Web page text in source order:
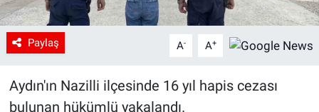
Paylaş A- A+
Aydın'ın Nazilli ilçesinde 16 yıl hapis cezası
bulunan hükümlü yakalandı.